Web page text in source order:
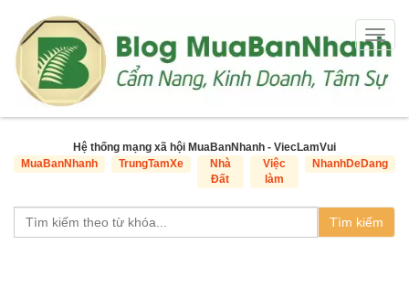
Hệ thống mạng xã hội MuaBanNhanh - ViecLamVui
MuaBanNhanh
TrungTamXe
Nhà
Đất
Việc
làm
NhanhDeDang
Tìm kiếm